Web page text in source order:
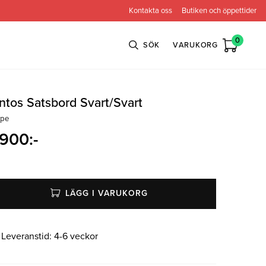
Kontakta oss Butiken och öppettider
SÖK VARUKORG 0
Neiser
Satsbord Svart/Svart
:-
LÄGG I VARUKORG
Leveranstid: 4-6 veckor